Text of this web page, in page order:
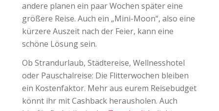
andere planen ein paar Wochen später eine
größere Reise. Auch ein „Mini-Moon“, also eine
kürzere Auszeit nach der Feier, kann eine
schöne Lösung sein.
Ob Strandurlaub, Städtereise, Wellnesshotel
oder Pauschalreise: Die Flitterwochen bleiben
ein Kostenfaktor. Mehr aus eurem Reisebudget
könnt ihr mit Cashback herausholen. Auch